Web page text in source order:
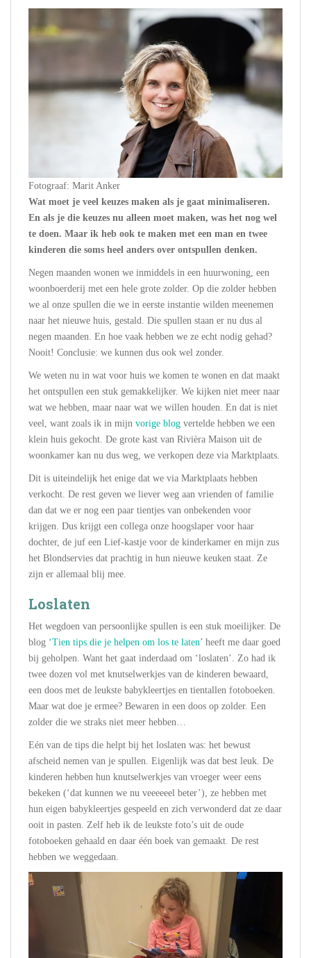
Fotograaf: Marit Anker
Wat moet je veel keuzes maken als je gaat minimaliseren.
En als je die keuzes nu alleen moet maken, was het nog wel
te doen. Maar ik heb ook te maken met een man en twee
kinderen die soms heel anders over ontspullen denken.
Negen maanden wonen we inmiddels in een huurwoning, een
woonboerderij met een hele grote zolder. Op die zolder hebben
we al onze spullen die we in eerste instantie wilden meenemen
naar het nieuwe huis, gestald. Die spullen staan er nu dus al
negen maanden. En hoe vaak hebben we ze echt nodig gehad?
Nooit! Conclusie: we kunnen dus ook wel zonder.
We weten nu in wat voor huis we komen te wonen en dat maakt
het ontspullen een stuk gemakkelijker. We kijken niet meer naar
wat we hebben, maar naar wat we willen houden. En dat is niet
veel, want zoals ik in mijn vorige blog vertelde hebben we een
klein huis gekocht. De grote kast van Rivièra Maison uit de
woonkamer kan nu dus weg, we verkopen deze via Marktplaats.
Dit is uiteindelijk het enige dat we via Marktplaats hebben
verkocht. De rest geven we liever weg aan vrienden of familie
dan dat we er nog een paar tientjes van onbekenden voor
krijgen. Dus krijgt een collega onze hoogslaper voor haar
dochter, de juf een Lief-kastje voor de kinderkamer en mijn zus
het Blondservies dat prachtig in hun nieuwe keuken staat. Ze
zijn er allemaal blij mee.
Loslaten
Het wegdoen van persoonlijke spullen is een stuk moeilijker. De
blog ‘Tien tips die je helpen om los te laten’ heeft me daar goed
bij geholpen. Want het gaat inderdaad om ‘loslaten’. Zo had ik
twee dozen vol met knutselwerkjes van de kinderen bewaard,
een doos met de leukste babykleertjes en tientallen fotoboeken.
Maar wat doe je ermee? Bewaren in een doos op zolder. Een
zolder die we straks niet meer hebben…
Eén van de tips die helpt bij het loslaten was: het bewust
afscheid nemen van je spullen. Eigenlijk was dat best leuk. De
kinderen hebben hun knutselwerkjes van vroeger weer eens
bekeken (‘dat kunnen we nu veeeeeel beter’), ze hebben met
hun eigen babykleertjes gespeeld en zich verwonderd dat ze daar
ooit in pasten. Zelf heb ik de leukste foto’s uit de oude
fotoboeken gehaald en daar één boek van gemaakt. De rest
hebben we weggedaan.